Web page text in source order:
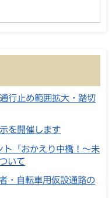
行止め範囲拡大・踏切
を開催します
ト「おかえり中橋！～未
いて
・自転車用仮設通路の